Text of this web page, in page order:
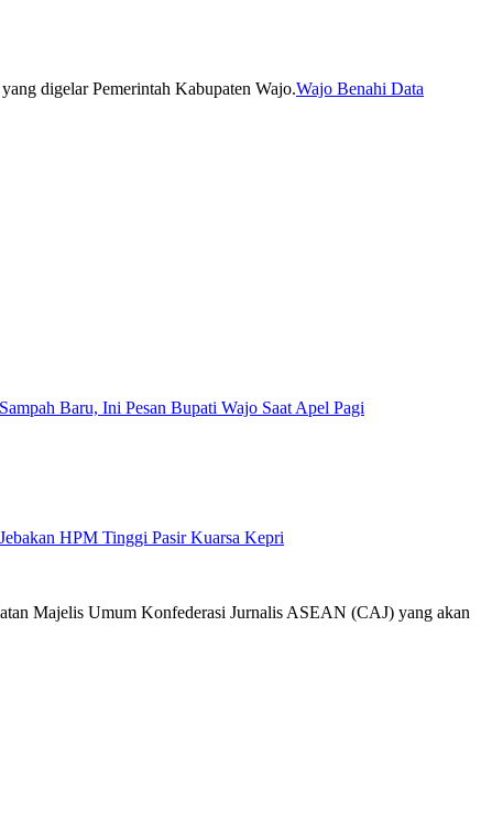
Wajo Benahi Data
Baru, Ini Pesan Bupati Wajo Saat Apel Pagi
HPM Tinggi Pasir Kuarsa Kepri